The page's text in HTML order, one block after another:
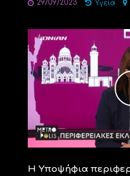
29/09/2023 Υγεία
Η Υποψήφια